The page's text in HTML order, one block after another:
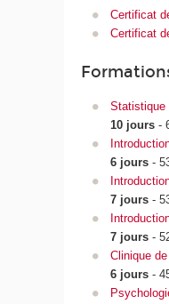
Certificat
Certificat
Statistique
10 jours -
6 jours -
7 jours -
7 jours -
Clinique
6 jours -